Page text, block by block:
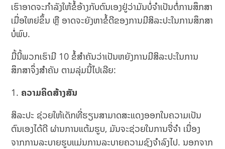
ເຮົາອາດຈະກຳລັງໃຫ້ຂໍ້ອ້າງກັບຕົນເອງຢູ່ວ່າມັນບໍ່ຈຳເປັນຕໍ່ການສຶກສາ
ເມື່ອໃຫຍ່ຂຶ້ນ ຫຼື ອາດຈະຍັງຫາຂໍ້ດີຂອງການມີສິລະປະໃນການສຶກສາ
ບໍ່ພົບ.
ມື້ນີ້ພວກເຮົາມີ 10 ຂໍ້ສຳຄັນວ່າເປັນຫຍັງການມີສິລະປະໃນການ
ສຶກສາຈຶ່ງສຳຄັນ ຕາມລຸ່ມນີ້ໄປເລີຍ:
ຄວາມຄິດສ້າງສັນ
ສິລະປະ ຊ່ວຍໃຫ້ເດັກທີ່ຮຽນສາມາດສະແດງອອກໃນຄວາມເປັນ
ຕົນເອງໄດ້ດີ ຜ່ານການແຕ້ມຮູບ, ມັນຈະຊ່ວຍໃນການຈື່ຈຳ ເນື່ອງ
ຈາກການລະບາຍຮູບແມ່ນການລະບາຍຄວາມຊົງຈຳລົງໄປ. ນອກຈາກ